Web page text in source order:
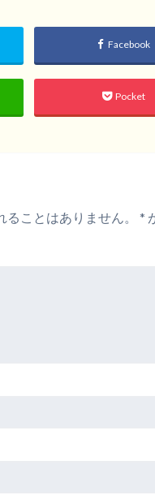
Facebook
Pocket
ことはありません。 *